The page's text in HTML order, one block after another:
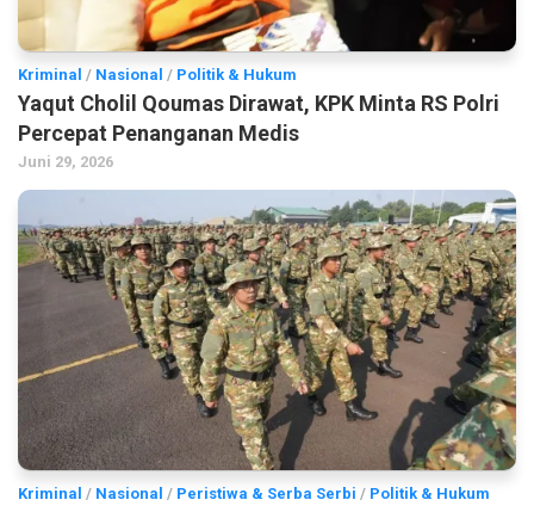
Kriminal / Nasional / Politik & Hukum
Yaqut Cholil Qoumas Dirawat, KPK Minta RS Polri
Percepat Penanganan Medis
Juni 29, 2026
Kriminal / Nasional / Peristiwa & Serba Serbi / Politik & Hukum